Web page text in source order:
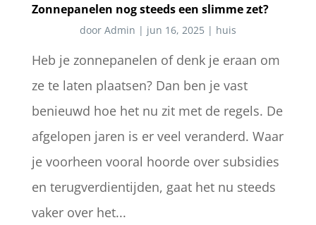
Zonnepanelen nog steeds een slimme zet?
door Admin | jun 16, 2025 | huis
Heb je zonnepanelen of denk je eraan om
ze te laten plaatsen? Dan ben je vast
benieuwd hoe het nu zit met de regels. De
afgelopen jaren is er veel veranderd. Waar
je voorheen vooral hoorde over subsidies
en terugverdientijden, gaat het nu steeds
vaker over het...